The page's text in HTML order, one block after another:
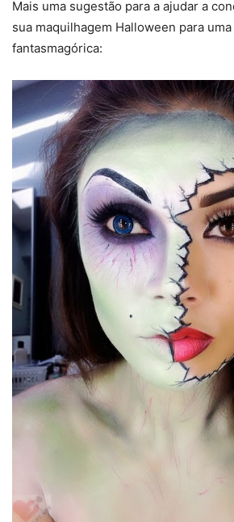
Mais uma sugestão para a ajudar a
sua maquilhagem Halloween para
fantasmagórica: